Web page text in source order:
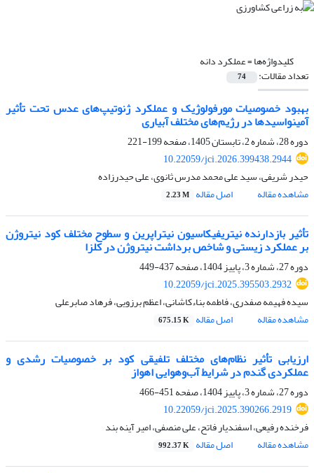
کلیدواژه‌ها =عملکرد دانه
تعداد مقالات: 74
بهبود خصوصیات مورفولوژیک و عملکرد ژنوتیپ‌های عدس تحت تأثیر
آمینو‌اسیدها در رژیم‌های مختلف آبیاری
دوره 28، شماره 2، تابستان 1405، صفحه
199-221
10.22059/jci.2026.399438.2944
حیدر شریفی، سید علی محمد مدرس ثانوی، علی حیدرزاده
مشاهده مقاله
اصل مقاله 2.23 M
تأثیر بازدارنده نیتریفیکاسیون نیتراپرین و سطوح مختلف کود نیتروژن
بر عملکرد زیستی و شاخص برداشت نیتروژن در کلزا
دوره 27، شماره 3، پاییز 1404، صفحه
437-449
10.22059/jci.2025.395503.2932
سیده فهیمه صفدری، فاطمه بناءکاشانی، اعظم برزویی، فرهاد صابرعلی
مشاهده مقاله
اصل مقاله 675.15 K
ارزیابی تأثیر نظام‌های مختلف تلفیقی کود بر خصوصیات رشدی و
عملکردی گندم در شرایط ‏آب‌وهوایی اهواز
دوره 27، شماره 3، پاییز 1404، صفحه
451-466
10.22059/jci.2025.390266.2919
فرخنده رفیعی، اسفندیار فاتح، علی منصفی، امیر آینه بند
مشاهده مقاله
اصل مقاله 992.37 K